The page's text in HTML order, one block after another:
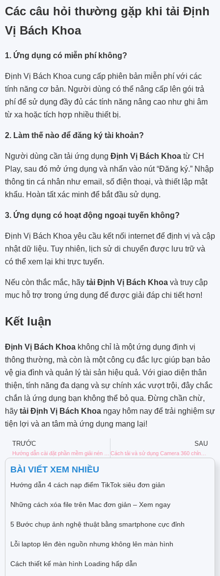
Các câu hỏi thường gặp khi tải Định
Vị Bách Khoa
1. Ứng dụng có miễn phí không?
Định Vị Bách Khoa cung cấp phiên bản miễn phí với các
tính năng cơ bản. Người dùng có thể nâng cấp lên gói trả
phí để sử dụng đầy đủ các tính năng nâng cao như ghi âm
từ xa hoặc tích hợp nhiều thiết bị.
2. Làm thế nào để đăng ký tài khoản?
Người dùng cần tải ứng dụng Định Vị Bách Khoa từ CH
Play, sau đó mở ứng dụng và nhấn vào nút “Đăng ký.” Nhập
thông tin cá nhân như email, số điện thoại, và thiết lập mật
khẩu. Hoàn tất xác minh để bắt đầu sử dụng.
3. Ứng dụng có hoạt động ngoại tuyến không?
Định Vị Bách Khoa yêu cầu kết nối internet để định vị và cập
nhật dữ liệu. Tuy nhiên, lịch sử di chuyển được lưu trữ và
có thể xem lại khi trực tuyến.
Nếu còn thắc mắc, hãy tải Định Vị Bách Khoa và truy cập
mục hỗ trợ trong ứng dụng để được giải đáp chi tiết hơn!
Kết luận
Định Vị Bách Khoa không chỉ là một ứng dụng định vị
thông thường, mà còn là một công cụ đắc lực giúp bạn bảo
vệ gia đình và quản lý tài sản hiệu quả. Với giao diện thân
thiện, tính năng đa dạng và sự chính xác vượt trội, đây chắc
chắn là ứng dụng bạn không thể bỏ qua. Đừng chần chừ,
hãy tải Định Vị Bách Khoa ngay hôm nay để trải nghiệm sự
tiện lợi và an tâm mà ứng dụng mang lại!
TRƯỚC SAU
Cách tải và sử dụng Camera 360 chỉnh sửa ảnh trên điện thoại
BÀI VIẾT XEM NHIỀU
Hướng dẫn 4 cách nạp điểm TikTok siêu đơn giản
Những cách xóa file trên Mac đơn giản – Xem ngay
5 Bước chụp ảnh nghệ thuật bằng smartphone cực đỉnh
Lỗi laptop lên đèn nguồn nhưng không lên màn hình
Cách thiết kế màn hình Loading hấp dẫn